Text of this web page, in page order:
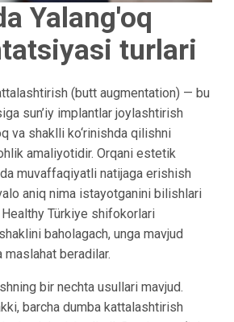
Yalang'oq
turlari
(butt augmentation) — bu
sun’iy implantlar joylashtirish
va shaklli ko‘rinishda qilishni
amaliyotidir. Orqani estetik
muvaffaqiyatli natijaga erishish
aniq nima istayotganini bilishlari
Healthy Türkiye shifokorlari
baholagach, unga mavjud
beradilar.
bir nechta usullari mavjud.
barcha dumba kattalashtirish